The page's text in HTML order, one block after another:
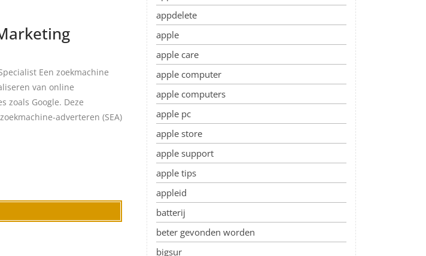
Een zoekmachine
van online
zoals Google. Deze
adverteren (SEA)
appdelete
apple
apple care
apple computer
apple computers
apple pc
apple store
apple support
apple tips
appleid
batterij
beter gevonden worden
bigsur